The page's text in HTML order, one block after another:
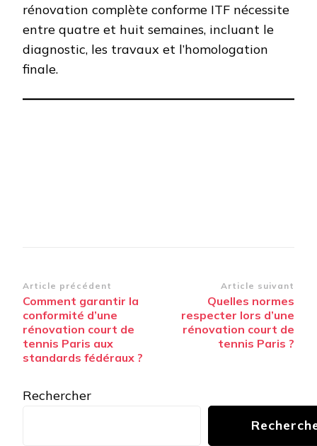
rénovation complète conforme ITF nécessite
entre quatre et huit semaines, incluant le
diagnostic, les travaux et l’homologation
finale.
Navigation
d’article
Article précédent
Comment garantir la
conformité d’une
rénovation court de
tennis Paris aux
standards fédéraux ?
Article suivant
Quelles normes
respecter lors d’une
rénovation court de
tennis Paris ?
Rechercher